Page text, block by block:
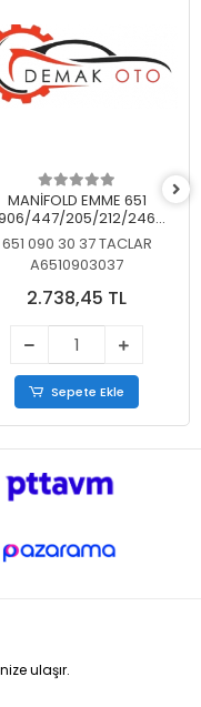
MANİFOLD EMME 651
447/205/212/246
KELEBEKSİZ
651 090 30 37 TACLAR
A6510903037
2.738,45 TL
Sepete Ekle
ulaşır.